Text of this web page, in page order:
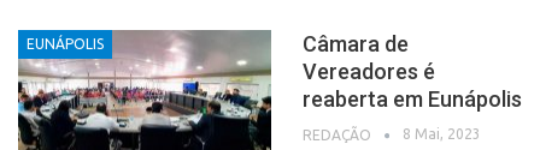
EUNÁPOLIS
Câmara de
Vereadores é
reaberta em Eunápolis
REDAÇÃO
8 Mai, 2023